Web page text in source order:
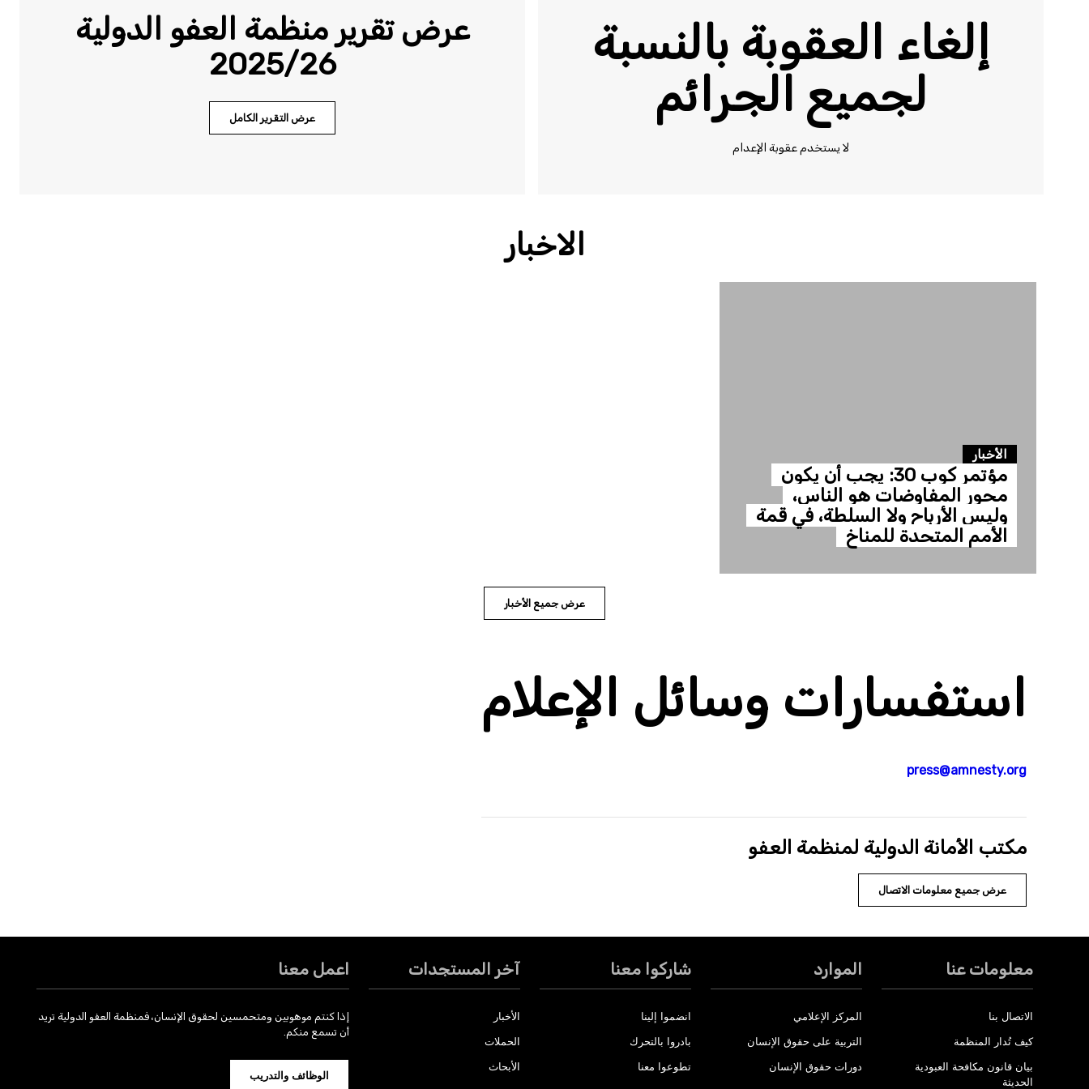
إلغاء العقوبة بالنسبة
لجميع الجرائم
لا يستخدم عقوبة الإعدام
عرض تقرير منظمة العفو الدولية
2025/26
عرض التقرير الكامل
الاخبار
الأخبار
مؤتمر كوب 30: يجب أن يكون
محور المفاوضات هو الناس،
وليس الأرباح ولا السلطة، في قمة
الأمم المتحدة للمناخ
عرض جميع الأخبار
استفسارات وسائل الإعلام
press@amnesty.org
مكتب الأمانة الدولية لمنظمة العفو
عرض جميع معلومات الاتصال
معلومات عنا
الاتصال بنا
كيف تُدار المنظمة
بيان قانون مكافحة العبودية
الحديثة
الموارد
المركز الإعلامي
التربية على حقوق الإنسان
دورات حقوق الإنسان
شاركوا معنا
انضموا إلينا
بادروا بالتحرك
تطوعوا معنا
آخر المستجدات
الأخبار
الحملات
الأبحاث
اعمل معنا
إذا كنتم موهوبين ومتحمسين لحقوق الإنسان، فمنظمة العفو الدولية تريد
أن تسمع منكم.
الوظائف والتدريب